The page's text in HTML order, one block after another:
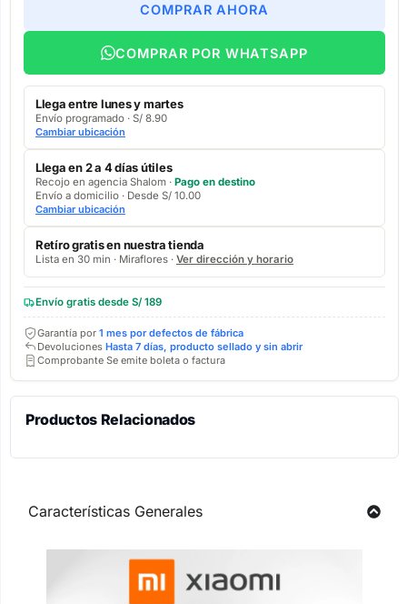
COMPRAR AHORA
COMPRAR POR WHATSAPP
Llega entre lunes y martes
Envío programado · S/ 8.90
Cambiar ubicación
Llega en 2 a 4 días útiles
Recojo en agencia Shalom · Pago en destino
Envío a domicilio · Desde S/ 10.00
Cambiar ubicación
Retíro gratis en nuestra tienda
Lista en 30 min · Miraflores · Ver dirección y horario
Envío gratis desde S/ 189
Garantía por 1 mes por defectos de fábrica
Devoluciones Hasta 7 días, producto sellado y sin abrir
Comprobante Se emite boleta o factura
Productos Relacionados
Características Generales